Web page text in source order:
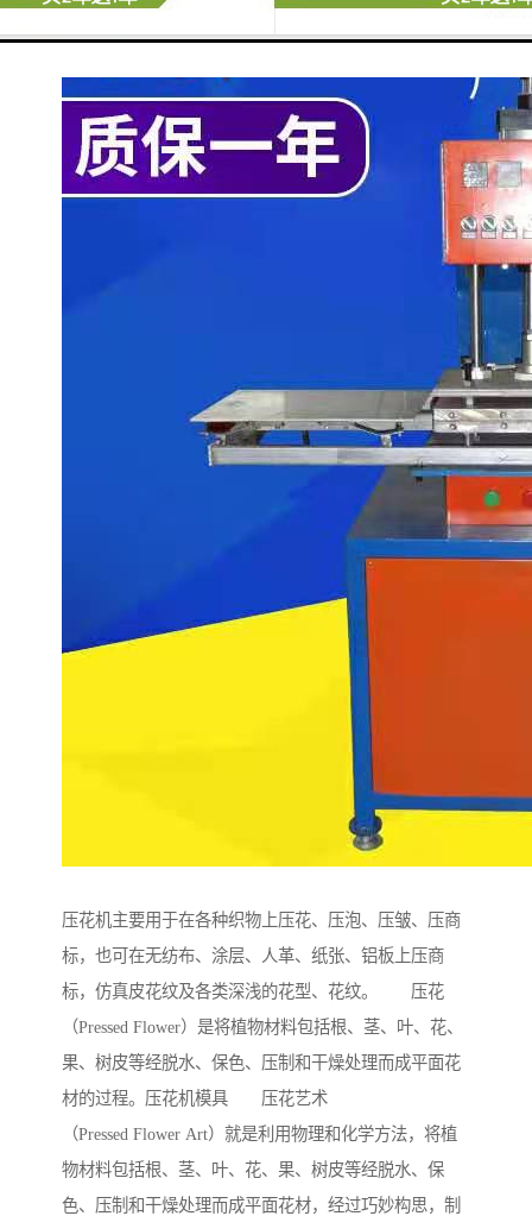
压花机主要用于在各种织物上压花、压泡、压皱、压商
标，也可在无纺布、涂层、人革、纸张、铝板上压商
标，仿真皮花纹及各类深浅的花型、花纹。 压花
（Pressed Flower）是将植物材料包括根、茎、叶、花、
果、树皮等经脱水、保色、压制和干燥处理而成平面花
材的过程。压花机模具 压花艺术
（Pressed Flower Art）就是利用物理和化学方法，将植
物材料包括根、茎、叶、花、果、树皮等经脱水、保
色、压制和干燥处理而成平面花材，经过巧妙构思，制